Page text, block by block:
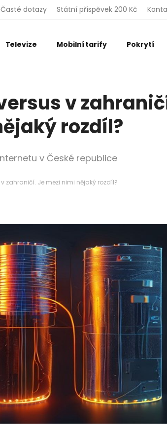
Časté dotazy Státní příspěvek 200 Kč
Televize Mobilní tarify Pokrytí
v
rozdíl?
v České republice
zahraničí. Je mezi nimi nějaký rozdíl?
poptávka
číslo. Náš specialista Vás
době kontaktovat.